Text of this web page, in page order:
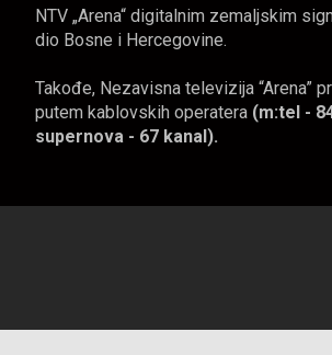
NTV „Arena“ digitalnim zemaljskim
dio Bosne i Hercegovine.
Takođe, Nezavisna televizija “Arena”
putem kablovskih operatera (m:tel -
supernova - 67 kanal).